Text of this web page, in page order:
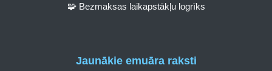
🧩 Bezmaksas laikapstākļu logrīks
Jaunākie emuāra raksti